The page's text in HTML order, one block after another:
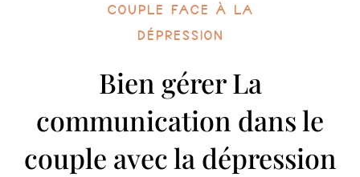
Couple face à la
dépression
Bien gérer La
communication dans le
couple avec la dépression